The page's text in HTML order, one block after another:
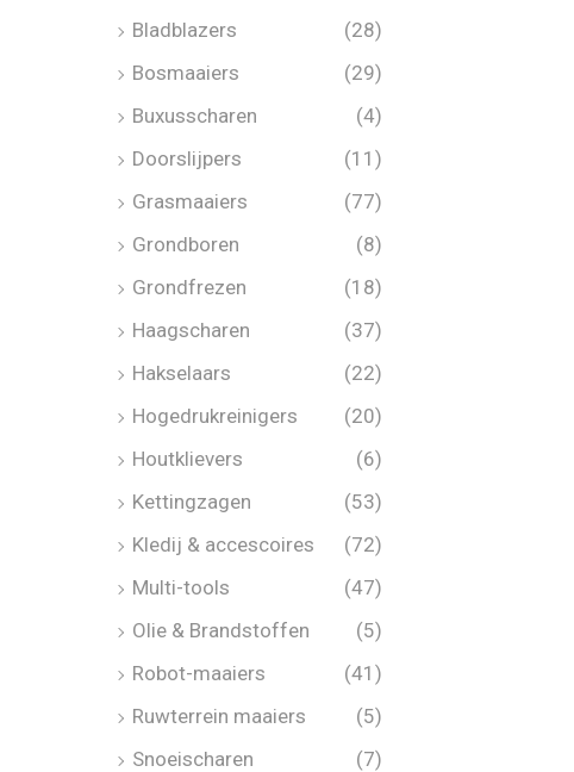
Bladblazers
(28)
Bosmaaiers
(29)
Buxusscharen
(4)
Doorslijpers
(11)
Grasmaaiers
(77)
Grondboren
(8)
Grondfrezen
(18)
Haagscharen
(37)
Hakselaars
(22)
Hogedrukreinigers
(20)
Houtklievers
(6)
Kettingzagen
(53)
Kledij & accescoires
(72)
Multi-tools
(47)
Olie & Brandstoffen
(5)
Robot-maaiers
(41)
Ruwterrein maaiers
(5)
Snoeischaren
(7)